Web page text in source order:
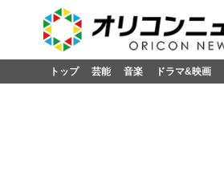
トップ 芸能 音楽 ドラマ&映画